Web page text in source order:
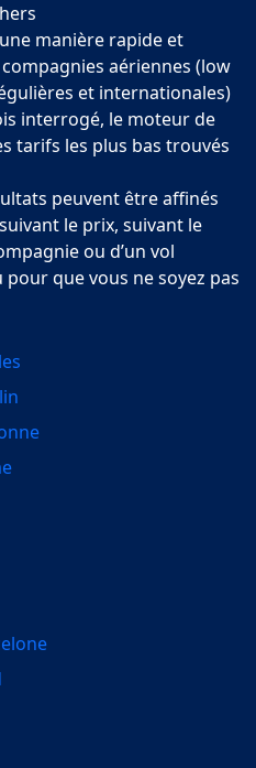
manière rapide et
aériennes (low
et internationales)
interrogé, le moteur de
tarifs les plus bas trouvés
peuvent être affinés
le prix, suivant le
ou d’un vol
que vous ne soyez pas